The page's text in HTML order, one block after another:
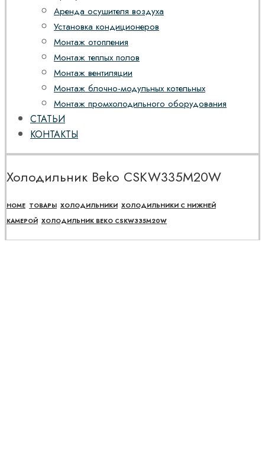
Аренда осушителя воздуха
Установка кондиционеров
Монтаж отопления
Монтаж теплых полов
Монтаж вентиляции
Монтаж блочно-модульных котельных
Монтаж промхолодильного оборудования
СТАТЬИ
КОНТАКТЫ
Холодильник Beko CSKW335M20W
HOME ТОВАРЫ ХОЛОДИЛЬНИКИ ХОЛОДИЛЬНИКИ С НИЖНЕЙ
КАМЕРОЙ ХОЛОДИЛЬНИК BEKO CSKW335M20W